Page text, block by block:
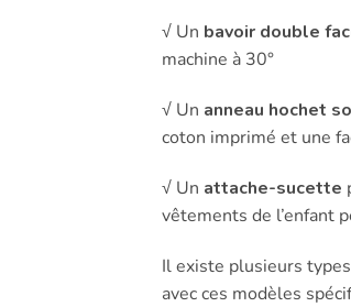
√ Un bavoir double
machine à 30°
√ Un anneau hochet
coton imprimé et une
√ Un attache-sucette
vêtements de l’enfant
Il existe plusieurs
avec ces modèles